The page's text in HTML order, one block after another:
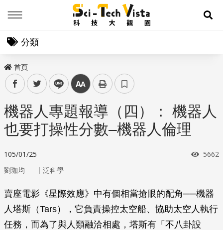
展
分類
首頁
facebooktwitter line 中
機器人專題報導（四）： 機器人
也要打操性分數–機器人倫理
105/01/25 瀏覽
5662
劉珈均 ｜ 泛科學
賣座電影《星際效應》中有個相當搶眼的配角──機器
人塔斯（Tars），它負責操控太空船、協助太空人執行
任務，而為了與人類融洽相處，塔斯有「不八卦設